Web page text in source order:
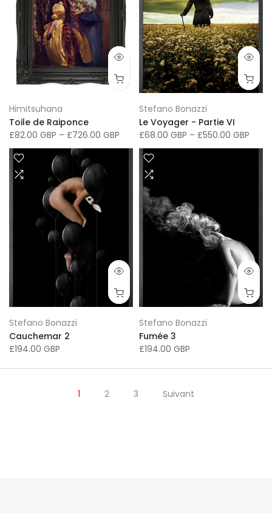
Himitsuhana
Toile de Raiponce
£82.00 GBP – £726.00 GBP
Stefano Bonazzi
Le Voyager - Partie VI
£68.00 GBP – £550.00 GBP
Stefano Bonazzi
Cauchemar 2
£194.00 GBP
Stefano Bonazzi
Fumée 3
£194.00 GBP
1 2 3 Suivant